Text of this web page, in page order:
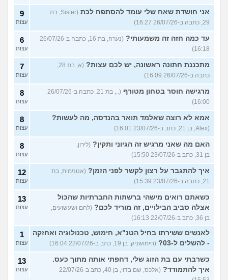
אני חושדת שאח שלי עומד להסתפח לכת
(Sister, בת
29, כתבה ב-26/07/26 16:27)
9
עצות
עד כמה חזה זה משמעותי?
(נערה, בת 16, כתבה ב-26/07/26
16:18)
6
עצות
מתכננת חתונה ראשונה, יש לכם עצות?
כתבה ב-26/07/26 16:09)
7
עצות
מרגישה חוסר בטחון מטורף
(.., בת 21, כתבה ב-26/07/26
16:00)
8
עצות
אמא לא רוצה שאלמד תואר בהנדסה, מה לעשות?
(Alex, בן 21, כתב ב-23/07/26 16:01)
8
עצות
האם מה שאני מרגיש זה הגיוני ותקין? (לירון,
בן 31, כתב ב-23/07/26 15:50)
8
עצות
איך להתגבר על רצון לקשר לפני הזמן? (אנונימית, בת
21, כתבה ב-23/07/26 15:39)
12
עצות
כשאתם רואים מישהי ברשתות החברתיות שהכול
אצלה סביב הבילויים, זה מוריד לכם? (לחם ושעשועים,
בן 36, כתב ב-22/07/26 16:13)
13
עצות
לאנשים ששירתו בחיל הטנ"א, חימוש, טכנולוגיה ואחזקה
- להשלים ל-03?
(חימושניק, בן 19, כתב ב-22/07/26 16:04)
1
עצות
כשרבתי עם בת הזוג שלי, דחפתי אותה מתוך כעס.
איך להתמודד?
(אלכס, שם בדוי, בן 40, כתב ב-22/07/26
13
עצות